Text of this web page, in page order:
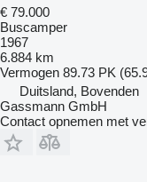
€ 79.000
Buscamper
1967
6.884 km
Vermogen 89.73 PK
Duitsland, Bovenden
Gassmann GmbH
Contact opnemen met